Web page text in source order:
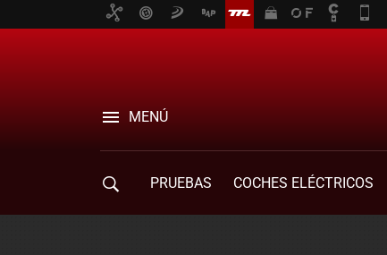
MENÚ
PRUEBAS COCHES ELÉCTRICOS